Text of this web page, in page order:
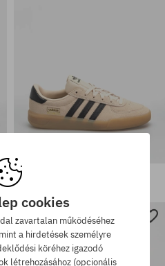
Elérhető méretek:
39 1/3; 40 2/3; 41 1/3; 42 2/3;
43 1/3; 44; 44 2/3; 45 1/3; 46
-29%
cookies
zavartalan működéséhez
a hirdetések személyre
köréhez igazodó
létrehozásához (opcionális